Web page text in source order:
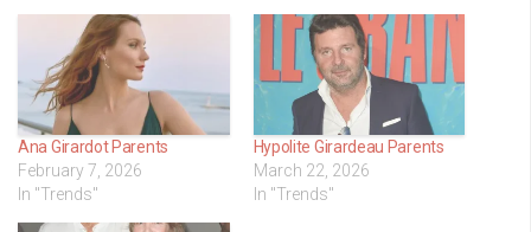
Ana Girardot Parents
February 7, 2026
In "Trends"
Hypolite Girardeau Parents
March 22, 2026
In "Trends"